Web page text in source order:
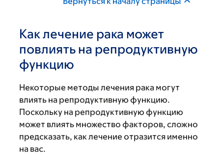
Как лечение рака может
повлиять на репродуктивную
функцию
Некоторые методы лечения рака могут
влиять на репродуктивную функцию.
Поскольку на репродуктивную функцию
может влиять множество факторов, сложно
предсказать, как лечение отразится именно
на вас.